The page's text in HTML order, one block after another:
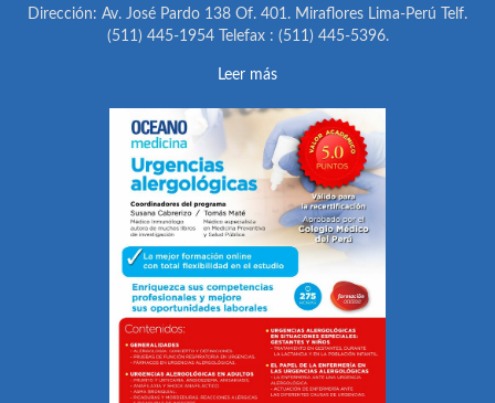
Dirección: Av. José Pardo 138 Of. 401. Miraflores Lima-Perú Telf.
(511) 445-1954 Telefax : (511) 445-5396.
Leer más